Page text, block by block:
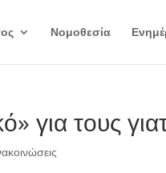
Νομοθεσία
για τους